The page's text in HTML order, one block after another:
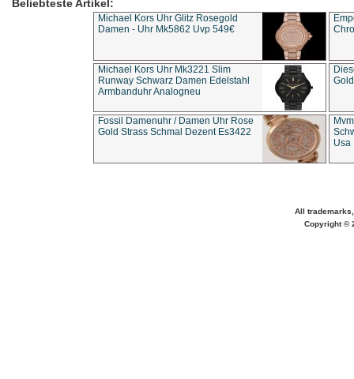
Beliebteste Artikel:
Michael Kors Uhr Glitz Rosegold
Damen - Uhr Mk5862 Uvp 549€
Michael Kors Uhr Mk3221 Slim
Runway Schwarz Damen Edelstahl
Armbanduhr Analogneu
Fossil Damenuhr / Damen Uhr Rose
Gold Strass Schmal Dezent Es3422
Usa
All
Copyright ©